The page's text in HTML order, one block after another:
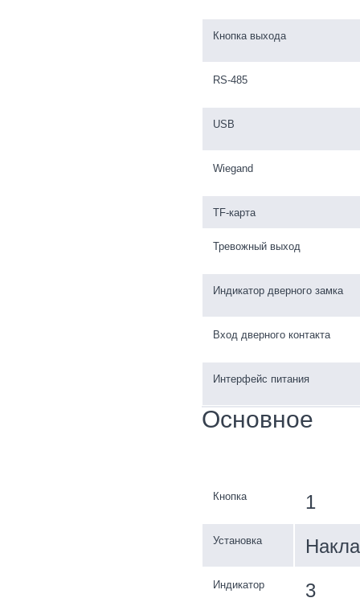
Кнопка выхода
RS-485
USB
Wiegand
TF-карта
Тревожный выход
Индикатор дверного замка
Вход дверного контакта
Интерфейс питания
Основное
Кнопка 1
Установка
Индикатор 3